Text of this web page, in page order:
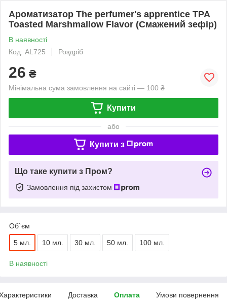
Ароматизатор The perfumer's apprentice TPA
Toasted Marshmallow Flavor (Смажений зефір)
В наявності
Код: AL725
Роздріб
26 ₴
Мінімальна сума замовлення на сайті — 100 ₴
Купити
або
Купити з
Що таке купити з Пром?
Замовлення під захистом
Об`єм
5 мл. 10 мл. 30 мл. 50 мл. 100 мл.
В наявності
Доставка Оплата Умови повернення